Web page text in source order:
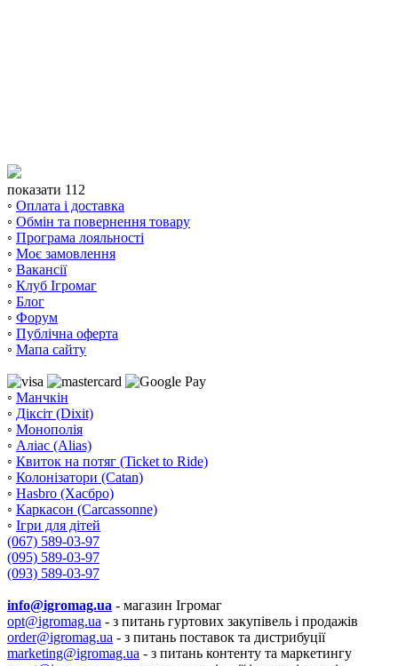
показати 112
◦ Оплата і доставка
◦ Обмін та повернення товару
◦ Програма лояльності
◦ Моє замовлення
◦ Вакансії
◦ Клуб Ігромаг
◦ Блог
◦ Форум
◦ Публічна оферта
◦ Мапа сайту
◦ Манчкін
◦ Діксіт (Dixit)
◦ Монополія
◦ Аліас (Alias)
◦ Квиток на потяг (Ticket to Ride)
◦ Колонізатори (Catan)
◦ Hasbro (Хасбро)
◦ Каркасон (Carcassonne)
◦ Ігри для дітей
(067) 589-03-97
(095) 589-03-97
(093) 589-03-97
info@igromag.ua - магазин Ігромаг
opt@igromag.ua - з питань гуртових закупівель і продажів
order@igromag.ua - з питань поставок та дистрибуції
marketing@igromag.ua - з питань контенту та маркетингу